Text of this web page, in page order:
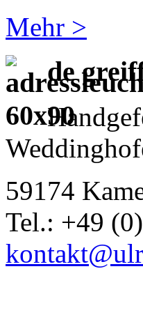
Mehr >
de
59174
Tel.: +49